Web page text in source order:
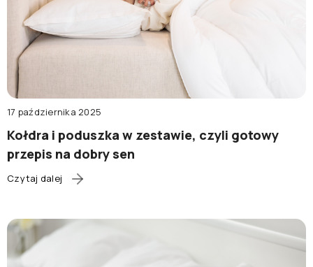
17 października 2025
Kołdra i poduszka w zestawie, czyli gotowy
przepis na dobry sen
Czytaj dalej